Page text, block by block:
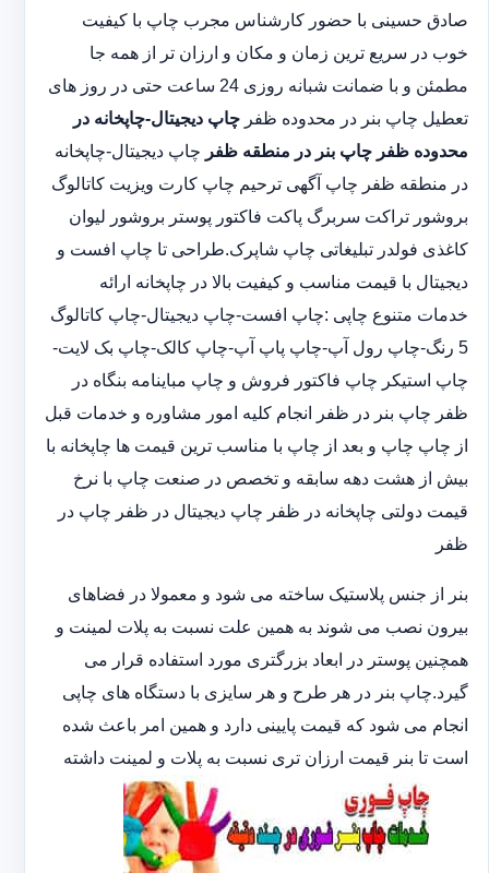
صادق حسینی با حضور کارشناس مجرب چاپ با کیفیت
خوب در سریع ترین زمان و مکان و ارزان تر از همه جا
مطمئن و با ضمانت شبانه روزی 24 ساعت حتی در روز های
تعطیل چاپ بنر در محدوده ظفر چاپ دیجیتال-چاپخانه در
محدوده ظفر چاپ بنر در منطقه ظفر چاپ دیجیتال-چاپخانه
در منطقه ظفر چاپ آگهی ترحیم چاپ کارت ویزیت کاتالوگ
بروشور تراکت سربرگ پاکت فاکتور پوستر بروشور لیوان
کاغذی فولدر تبلیغاتی چاپ شاپرک.طراحی تا چاپ افست و
دیجیتال با قیمت مناسب و کیفیت بالا در چاپخانه ارائه
خدمات متنوع چاپی :چاپ افست-چاپ دیجیتال-چاپ کاتالوگ
5 رنگ-چاپ رول آپ-چاپ پاپ آپ-چاپ کالک-چاپ بک لایت-
چاپ استیکر چاپ فاکتور فروش و چاپ مباینامه بنگاه در
ظفر چاپ بنر در ظفر انجام کلیه امور مشاوره و خدمات قبل
از چاپ چاپ و بعد از چاپ با مناسب ترین قیمت ها چاپخانه با
بیش از هشت دهه سابقه و تخصص در صنعت چاپ با نرخ
قیمت دولتی چاپخانه در ظفر چاپ دیجیتال در ظفر چاپ در
ظفر
بنر از جنس پلاستیک ساخته می شود و معمولا در فضاهای
بیرون نصب می شوند به همین علت نسبت به پلات لمینت و
همچنین پوستر در ابعاد بزرگتری مورد استفاده قرار می
گیرد.چاپ بنر در هر طرح و هر سایزی با دستگاه های چاپی
انجام می شود که قیمت پایینی دارد و همین امر باعث شده
است تا بنر قیمت ارزان تری نسبت به پلات و لمینت داشته